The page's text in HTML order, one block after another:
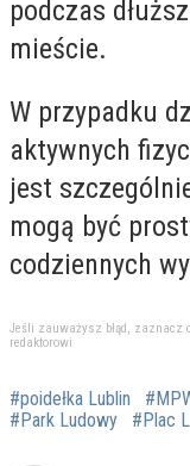
podczas
mieście.
W przypadku
aktywnych
jest
mogą być
codziennych
Jeśli zauważysz błąd, zaznacz
redaktorowi
#poidełka Lublin
#Park Ludowy
#Plac